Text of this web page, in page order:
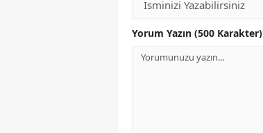
Yorum Yazın (500 Karakter)